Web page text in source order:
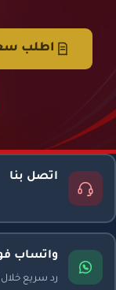
اطلب
اتصل بنا
واتساب
رد سريع